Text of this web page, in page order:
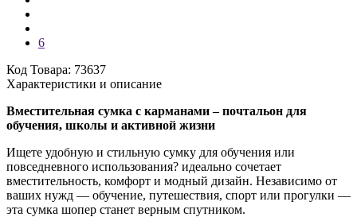
6
Код Товара: 73637
Характеристики и описание
Вместительная сумка с карманами – почтальон для
обучения, школы и активной жизни
Ищете удобную и стильную сумку для обучения или
повседневного использования? идеально сочетает
вместительность, комфорт и модный дизайн. Независимо от
ваших нужд — обучение, путешествия, спорт или прогулки —
эта сумка шопер станет верным спутником.